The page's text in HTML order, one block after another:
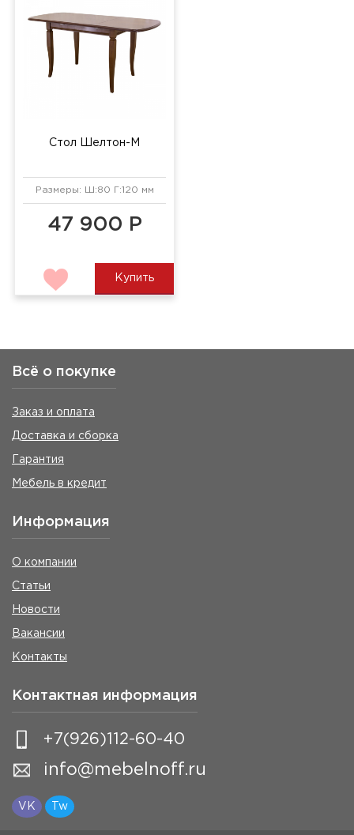
Стол Шелтон-М
Размеры: Ш:80 Г:120 мм
47 900 Р
Купить
Всё о покупке
Заказ и оплата
Доставка и сборка
Гарантия
Мебель в кредит
Информация
О компании
Статьи
Новости
Вакансии
Контакты
Контактная информация
+7(926)112-60-40
info@mebelnoff.ru
VK Tw